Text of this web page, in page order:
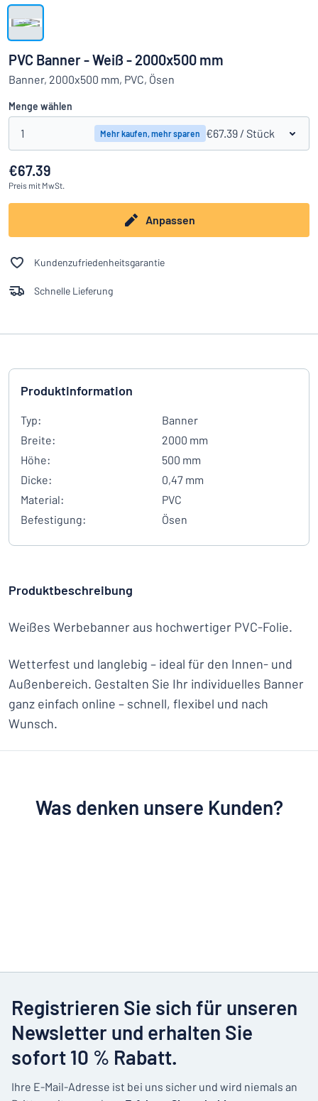
Das Gesuchte nicht gefunden? Schild hier entwerfen
Alle Kategorien anzeigen
Einloggen
Kundenservice
Privat
PVC Banner - Weiß - 2000x500 mm
Banner, 2000x500 mm, PVC, Ösen
Menge wählen
1 Mehr kaufen, mehr sparen €67.39 / Stück
€67.39
Preis mit MwSt.
Anpassen
Kundenzufriedenheitsgarantie
Schnelle Lieferung
Produktinformation
Typ:
Banner
Breite:
2000 mm
Höhe:
500 mm
Dicke:
0,47 mm
Material:
PVC
Befestigung:
Ösen
Produktbeschreibung
Weißes Werbebanner aus hochwertiger PVC-Folie.
Wetterfest und langlebig – ideal für den Innen- und
Außenbereich. Gestalten Sie Ihr individuelles Banner
ganz einfach online – schnell, flexibel und nach
Wunsch.
Was denken unsere Kunden?
Registrieren Sie sich für unseren
Newsletter und erhalten Sie
sofort 10 % Rabatt.
Ihre E-Mail-Adresse ist bei uns sicher und wird niemals an